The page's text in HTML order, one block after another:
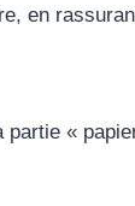
en
«